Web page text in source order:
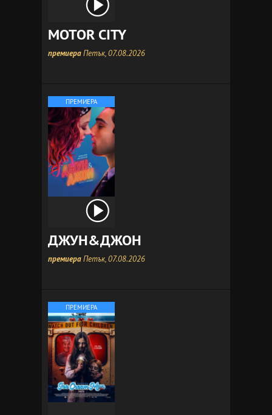
MOTOR CITY
премиераПетък, 07.08.2026
ПРЕМИЕРА
ДЖУН&ДЖОН
премиераПетък, 07.08.2026
ПРЕМИЕРА